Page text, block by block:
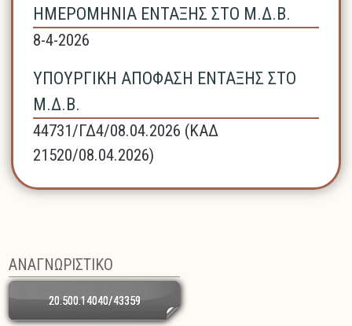
ΗΜΕΡΟΜΗΝΙΑ ΕΝΤΑΞΗΣ ΣΤΟ Μ.Δ.Β.
8-4-2026
ΥΠΟΥΡΓΙΚΗ ΑΠΟΦΑΣΗ ΕΝΤΑΞΗΣ ΣΤΟ
Μ.Δ.Β.
44731/ΓΔ4/08.04.2026 (ΚΑΔ
21520/08.04.2026)
ΑΝΑΓΝΩΡΙΣΤΙΚΟ
20.500.14040/43359